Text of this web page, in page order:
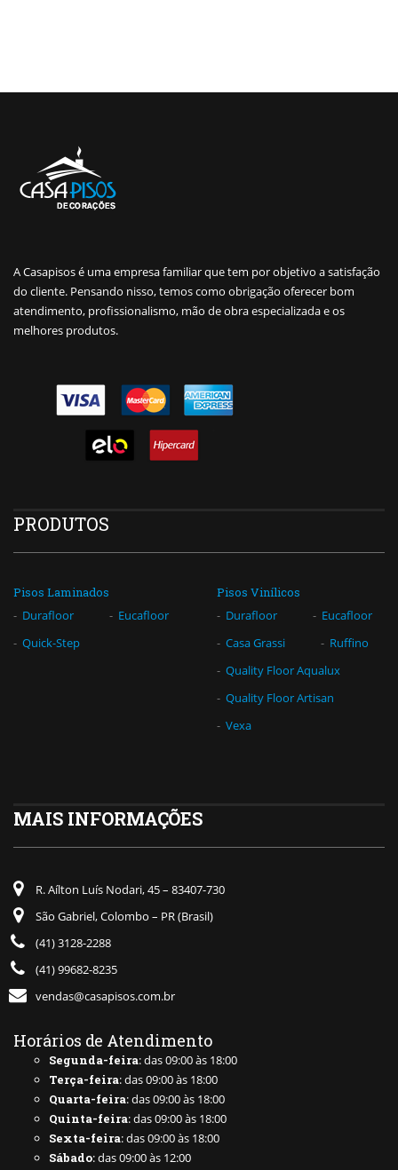
A Casapisos é uma empresa familiar que tem por objetivo a satisfação
do cliente. Pensando nisso, temos como obrigação oferecer bom
atendimento, profissionalismo, mão de obra especializada e os
melhores produtos.
PRODUTOS
Pisos Laminados
Durafloor
Eucafloor
Quick-Step
Pisos Vinílicos
Durafloor
Eucafloor
Casa Grassi
Ruffino
Quality Floor Aqualux
Quality Floor Artisan
Vexa
MAIS INFORMAÇÕES
R. Aílton Luís Nodari, 45 – 83407-730
São Gabriel, Colombo – PR (Brasil)
(41) 3128-2288
(41) 99682-8235
vendas@casapisos.com.br
Horários de Atendimento
Segunda-feira: das 09:00 às 18:00
Terça-feira: das 09:00 às 18:00
Quarta-feira: das 09:00 às 18:00
Quinta-feira: das 09:00 às 18:00
Sexta-feira: das 09:00 às 18:00
Sábado: das 09:00 às 12:00